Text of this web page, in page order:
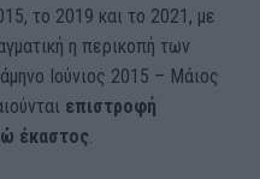
το 2019 και το 2021, με
η περικοπή των
Ιούνιος 2015 – Μάιος
επιστροφή
έκαστος.